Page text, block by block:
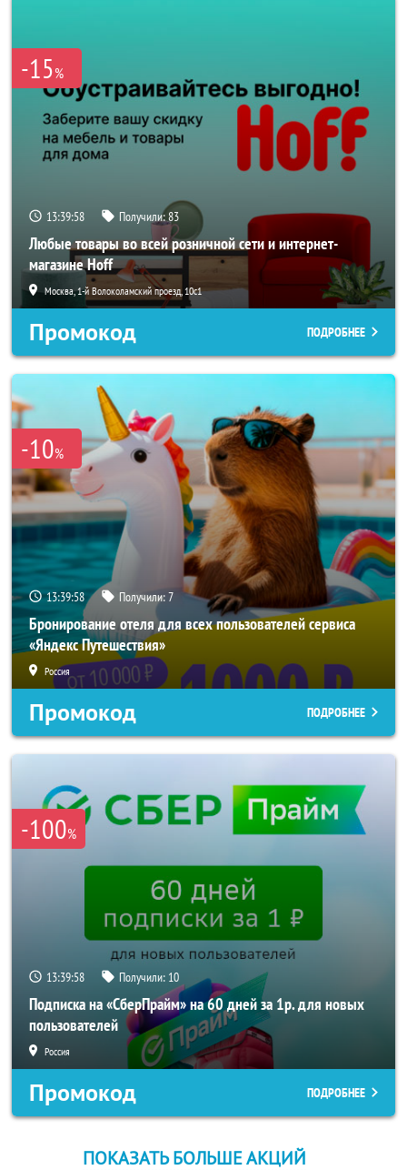
-15%
13:39:56 Получили:83
Любые товары во всей розничной сети и интернет-
магазине Hoff
Москва, 1-й Волоколамский проезд, 10с1
Промокод ПОДРОБНЕЕ
-10%
13:39:56 Получили:7
Бронирование отеля для всех пользователей сервиса
«Яндекс Путешествия»
Россия
Промокод ПОДРОБНЕЕ
-100%
13:39:56 Получили: 10
Подписка на «СберПрайм» на 60 дней за 1р. для новых
пользователей
Россия
Промокод ПОДРОБНЕЕ
ПОКАЗАТЬ БОЛЬШЕ АКЦИЙ